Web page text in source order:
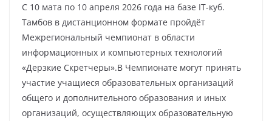
С 10 мата по 10 апреля 2026 года на базе IT-куб.
Тамбов в дистанционном формате пройдёт
Межрегиональный чемпионат в области
информационных и компьютерных технологий
«Дерзкие Скретчеры».В Чемпионате могут принять
участие учащиеся образовательных организаций
общего и дополнительного образования и иных
организаций, осуществляющих образовательную